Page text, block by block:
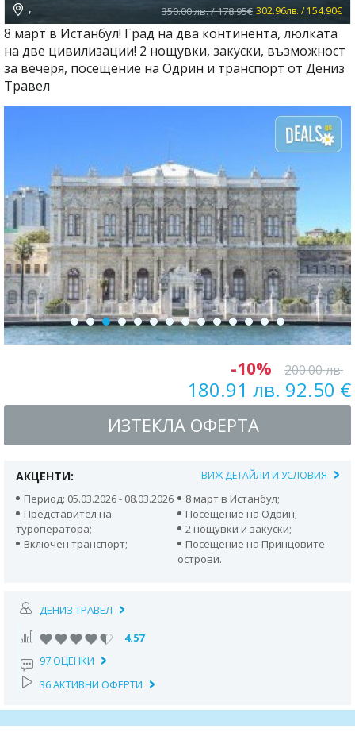
, 350.00 лв. / 178.95€ 302.96лв. / 154.90€
8 март в Истанбул! Град на два континента, люлката
на две цивилизации! 2 нощувки, закуски, възможност
за вечеря, посещение на Одрин и транспорт от Дениз
Травел
-10% 200.00 лв.
180.91 лв. 92.50 €
ИЗТЕКЛА ОФЕРТА
АКЦЕНТИ: ВИЖ ДЕТАЙЛИ И УСЛОВИЯ
Период: 05.03.2026 - 08.03.2026
8 март в Истанбул;
Представител на
туроператора;
Посещение на Одрин;
2 нощувки и закуски;
Включен транспорт;
Посещение на Принцовите
острови.
ДЕНИЗ ТРАВЕЛ
4.57
97 ОЦЕНКИ
36 АКТИВНИ ОФЕРТИ